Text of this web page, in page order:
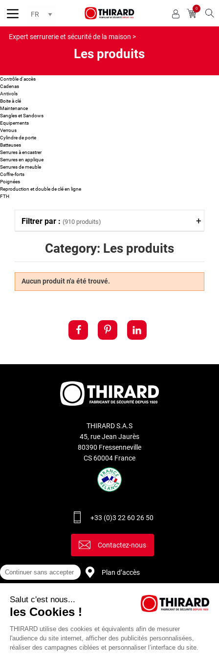
0
Expert serrurerie et sécurité de la maison >
Les produits
Contrôle d'accès
Cadenas
Antivols
Boite à clé
Maintenance
Sangles et Sandows
Equipements
Verrous
Cylindre de porte
Batteuses
Serrures à encastrer
Serrures en applique
Serrures de meuble
Coffre-forts
Poignées
Reproduction et double de clé en ligne
FTH
Category: Les produits
Aucun produit n'a été trouvé.
Filtrer par : (910 produits)
THIRARD S.A.S
45, rue Jean Jaurès
80390 Fressenneville
CS 60004 France
+33 (0)3 22 60 26 50
Contactez-nous
Plan d’accès
Continuer sans accepter
Salut c'est nous...
les Cookies !
THIRARD utilise des cookies et équivalents afin de mesurer
l'audience du site internet, afficher des publicités personnalisées,
réaliser des campagnes ciblées et personnaliser l’interface du site.